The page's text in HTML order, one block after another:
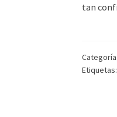
tan
Categoría: